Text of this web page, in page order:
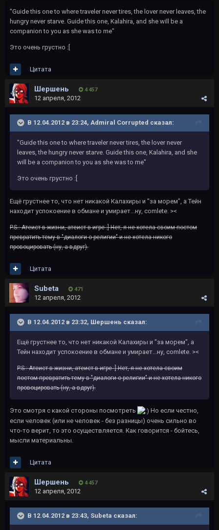
"Guide this one to where traveler never tires, the lover never leaves, the
hungry never starve. Guide this one, Kalahira, and she will be a
companion to you as she was to me"
Это очень грустно :[
Цитата
Шершень 4 457
12 апреля, 2012
В 12.04.2012 в 23:24, Admiral Corrupted сказал:
"Guide this one to where traveler never tires, the lover never
leaves, the hungry never starve. Guide this one, Kalahira, and she
will be a companion to you as she was to me"
Это очень грустно :[
Ещё грустнее то, что нет никакой Калахиры и "за морем", а Тейн
находит успокоение в обмане и умирает...ну, comlete. ><
P.S.: Атеист в жизни, атеист в игре :] Нет, я не хотела своим постом
превратить тему в "диалоги о религии" и не хотела никого
провоцировать (ну, а вдруг).
Цитата
Subeta 471
12 апреля, 2012
В 12.04.2012 в 23:32, Шершень сказал:
Ещё грустнее то, что нет никакой Калахиры и "за морем", а
Тейн находит успокоение в обмане и умирает...ну, comlete. ><
P.S.: Атеист в жизни, атеист в игре :] Нет, я не хотела своим
постом превратить тему в "диалоги о религии" и не хотела никого
провоцировать (ну, а вдруг).
Это смотря с какой стороны посмотреть
Но если честно,
если человек (или не человек - без разницы) очень сильно во
что-то верит, то это осуществляется. Как говорится - бойтесь,
мысли материальны.
Цитата
Шершень 4 457
12 апреля, 2012
В 12.04.2012 в 23:43, Subeta сказал: